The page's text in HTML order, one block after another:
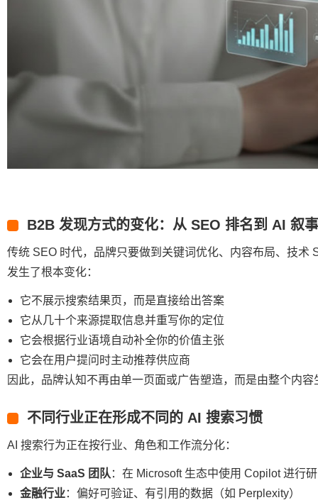
B2B 发现方式的变化：从 SEO 排名到 AI 叙事
传统 SEO 时代，品牌只要做到关键词优化、内容布局、技
发生了根本变化：
它不展示搜索结果页，而是直接给出答案
它从几十个来源提取信息并重写你的定位
它会根据行业语境自动补全你的价值主张
它会在用户提问时主动推荐供应商
因此，品牌认知不再由单一页面或广告塑造，而是由整个内
不同行业正在形成不同的 AI 搜索习惯
AI 搜索行为正在按行业、角色和工作流分化：
企业与 SaaS 团队 ：在 Microsoft 生态中使用 Copilot 进行
金融行业：偏好可验证、有引用的数据（如 Perplexity）